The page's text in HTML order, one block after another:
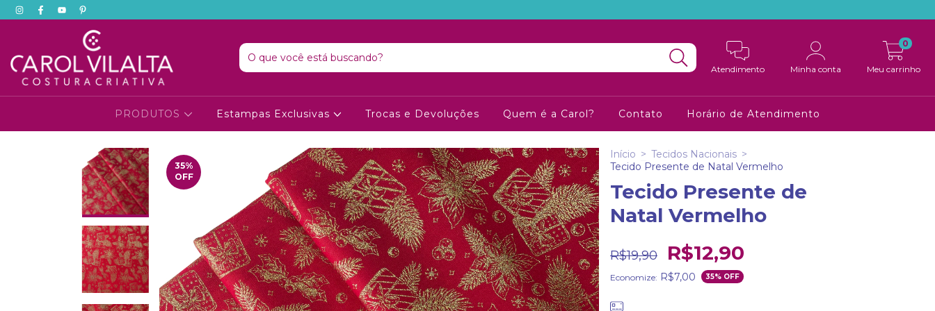
Atendimento Minha conta Meu carrinho
0
PRODUTOS Estampas Exclusivas Trocas e Devoluções Quem é a Carol? Contato Horário de Atendimento
35%
OFF
Início > Tecidos Nacionais >
Tecido Presente de Natal Vermelho
Tecido Presente de
Natal Vermelho
R$19,90 R$12,90
Economize: R$7,00 35% OFF